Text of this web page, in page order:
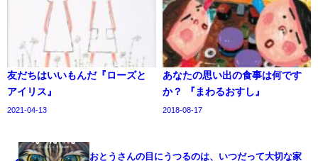
友だちはいいもんだ『ローズと
アイリス』
2021-04-13
あなたの思い出の食事は何です
か？ 『まわるおすし』
2018-08-17
おとうさんの目にうつるのは、いつだって大切な家